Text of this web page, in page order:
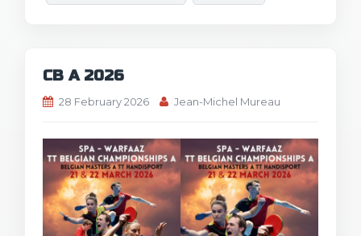
CB A 2026
28 February 2026 Jean-Michel Mureau